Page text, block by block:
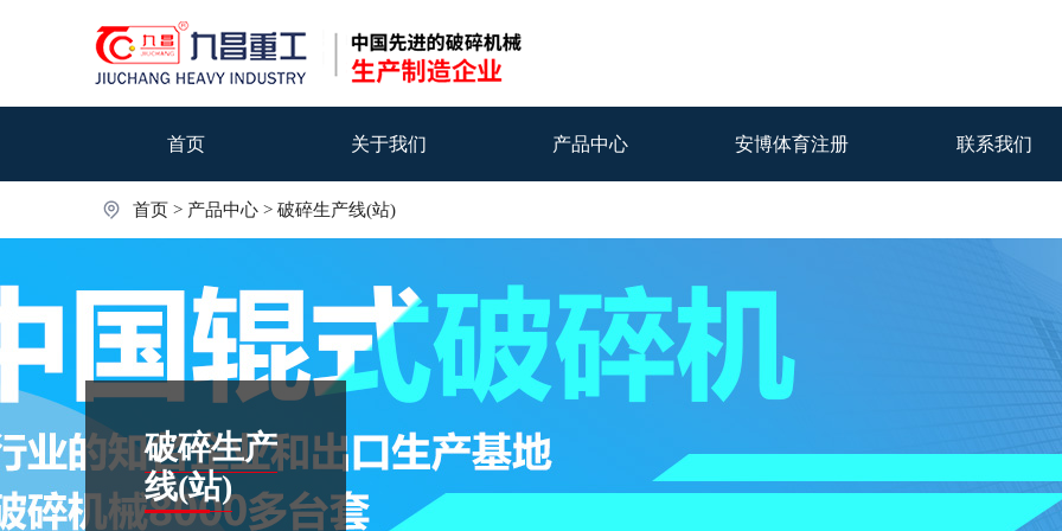
首页 关于我们 产品中心 安博体育注册 联系我们
首页 > 产品中心 > 破碎生产线(站)
破碎生产
线(站)